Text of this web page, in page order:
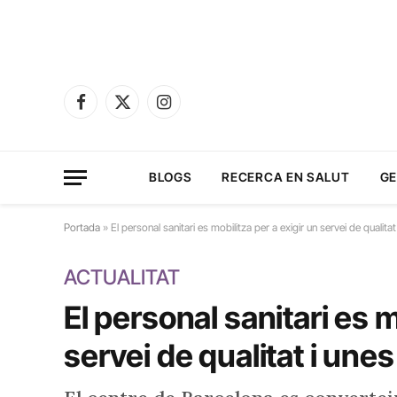
Facebook
X
Instagram
BLOGS RECERCA EN SALUT
Portada » El personal sanitari es mobilitza per a exigir un servei de
ACTUALITAT
El personal sanitari es
servei de qualitat i